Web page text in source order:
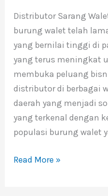
Distributor Sarang
burung walet telah
yang bernilai tinggi di
yang terus meningkat
membuka peluang
distributor di berbagai
daerah yang menjadi
yang terkenal dengan
populasi burung walet
di
Penajam
Read More »